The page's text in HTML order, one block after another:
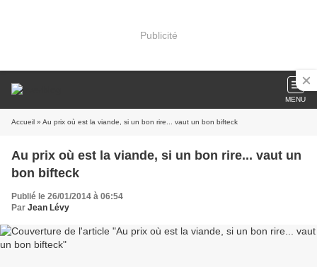
Publicité
MENU
Accueil » Au prix où est la viande, si un bon rire... vaut un bon bifteck
Au prix où est la viande, si un bon rire... vaut un
bon bifteck
Publié le 26/01/2014 à 06:54
Par Jean Lévy